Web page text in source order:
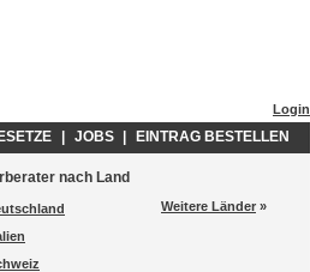
Login
JOBS EINTRAG BESTELLEN
nach Land
Weitere Länder »